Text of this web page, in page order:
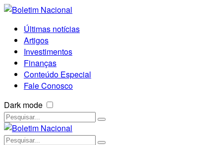
Últimas notícias
Artigos
Investimentos
Finanças
Conteúdo Especial
Fale Conosco
Dark mode